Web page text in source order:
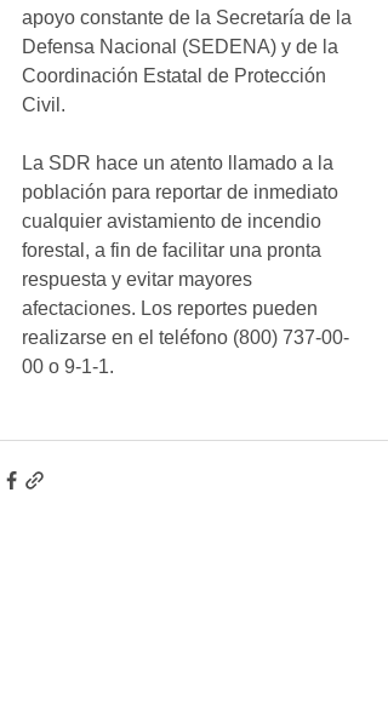
apoyo constante de la Secretaría de la
Defensa Nacional (SEDENA) y de la
Coordinación Estatal de Protección
Civil.
La SDR hace un atento llamado a la
población para reportar de inmediato
cualquier avistamiento de incendio
forestal, a fin de facilitar una pronta
respuesta y evitar mayores
afectaciones. Los reportes pueden
realizarse en el teléfono (800) 737-00-
00 o 9-1-1.